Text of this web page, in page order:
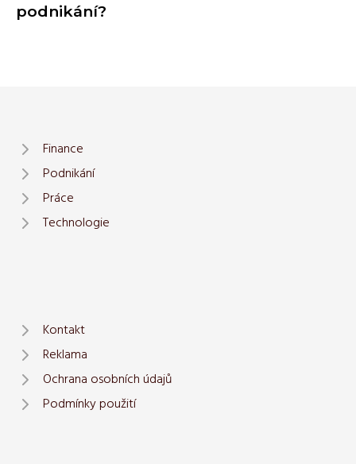
podnikání?
Finance
Podnikání
Práce
Technologie
Kontakt
Reklama
Ochrana osobních údajů
Podmínky použití